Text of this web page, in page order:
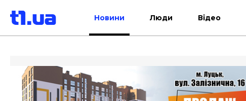
Новини Люди Відео